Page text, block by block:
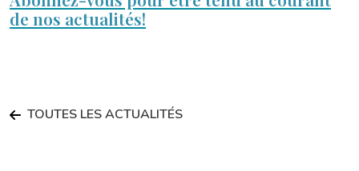
de nos actualités!
TOUTES LES ACTUALITÉS